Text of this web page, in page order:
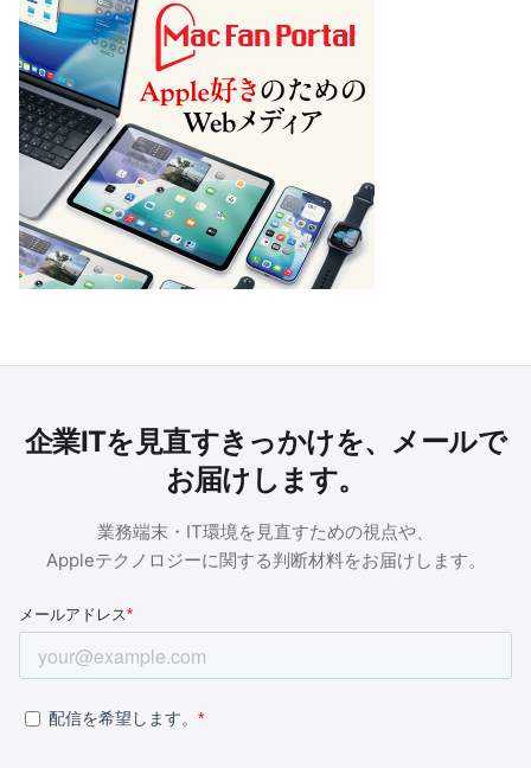
企業ITを見直すきっかけを、メールで
お届けします。
業務端末・IT環境を見直すための視点や、
Appleテクノロジーに関する判断材料をお届けします。